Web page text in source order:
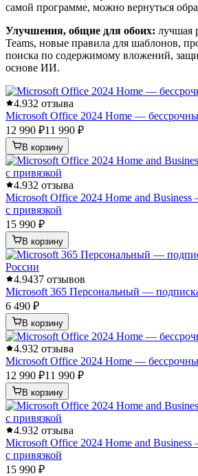
самой программе, можно вернуться
Улучшения, общие для обоих: лучшая
Teams, новые правила для шаблонов,
поиска по содержимому вложений,
основе ИИ.
4.932 отзыва
Microsoft Office 2024 Home —
12 990 ₽11 990 ₽
В корзину
4.932 отзыва
Microsoft Office 2024 Home and
с привязкой
15 990 ₽
В корзину
4.9437 отзывов
Microsoft 365 Персональный —
6 490 ₽
В корзину
4.932 отзыва
Microsoft Office 2024 Home —
12 990 ₽11 990 ₽
В корзину
4.932 отзыва
Microsoft Office 2024 Home and
с привязкой
15 990 ₽